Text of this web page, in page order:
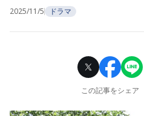
2025/11/5 ドラマ
この記事をシェア